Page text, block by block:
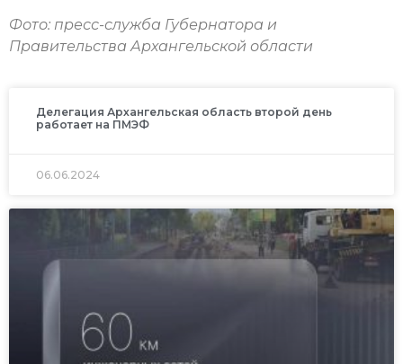
Фото: пресс-служба Губернатора и
Правительства Архангельской области
Делегация Архангельская область второй день
работает на ПМЭФ
06.06.2024